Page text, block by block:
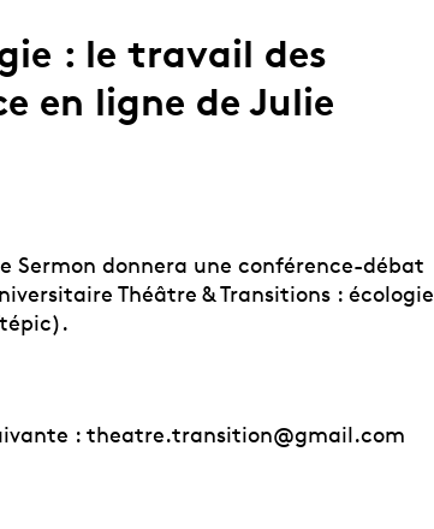
: le travail des
en ligne de Julie
Sermon donnera une conférence-débat
Théâtre & Transitions : écologie
: theatre.transition@gmail.com